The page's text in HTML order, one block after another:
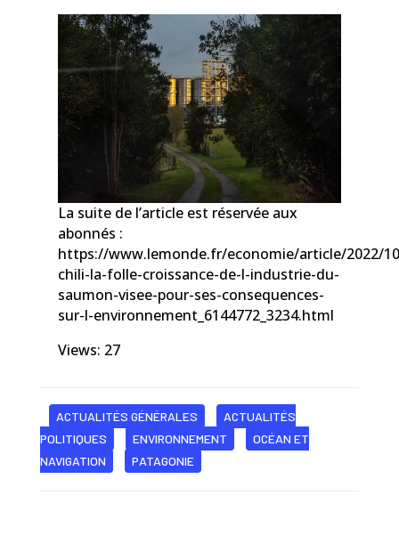
La suite de l’article est réservée aux
abonnés :
https://www.lemonde.fr/economie/article/2022/
chili-la-folle-croissance-de-l-industrie-du-
saumon-visee-pour-ses-consequences-
sur-l-environnement_6144772_3234.html
Views: 27
ACTUALITÉS GÉNÉRALES
ACTUALITÉS
POLITIQUES
ENVIRONNEMENT
OCÉAN ET
NAVIGATION
PATAGONIE